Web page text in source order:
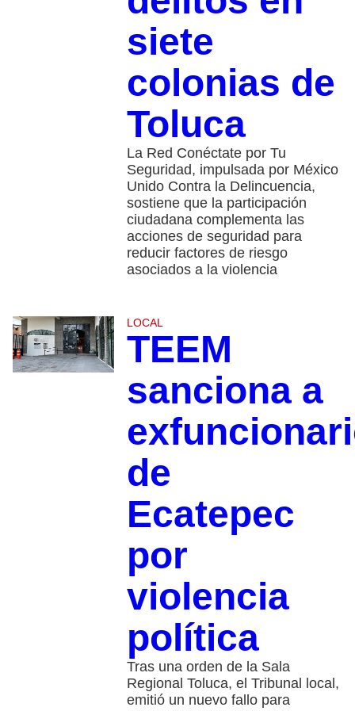
siete
colonias de
Toluca
La Red Conéctate por Tu
Seguridad, impulsada por México
Unido Contra la Delincuencia,
sostiene que la participación
ciudadana complementa las
acciones de seguridad para
reducir factores de riesgo
asociados a la violencia
LOCAL
TEEM
sanciona a
de
Ecatepec
por
violencia
política
Tras una orden de la Sala
Regional Toluca, el Tribunal local,
emitió un nuevo fallo para